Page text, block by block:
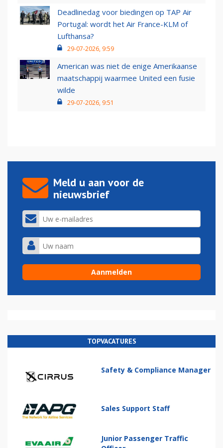
Deadlinedag voor biedingen op TAP Air
Portugal: wordt het Air France-KLM of
Lufthansa?
29-07-2026, 9:59
American was niet de enige Amerikaanse
maatschappij waarmee United een fusie
wilde
29-07-2026, 9:51
Meld u aan voor de
nieuwsbrief
TOPVACATURES
Safety & Compliance Manager
Sales Support Staff
Junior Passenger Traffic